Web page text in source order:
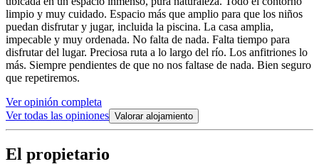
limpio y muy cuidado. Espacio más que amplio para que los niños
puedan disfrutar y jugar, incluida la piscina. La casa amplia,
impecable y muy ordenada. No falta de nada. Falta tiempo para
disfrutar del lugar. Preciosa ruta a lo largo del río. Los anfitriones lo
más. Siempre pendientes de que no nos faltase de nada. Bien seguro
que repetiremos.
Ver opinión completa
Ver todas las opiniones Valorar alojamiento
El propietario